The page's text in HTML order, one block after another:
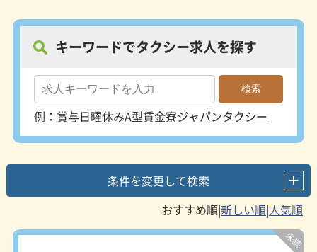
キーワードでタクシー求人を探す
例： 賞与日曜休みA型賃金寮ジャパンタクシー
条件を変更して検索
|
|